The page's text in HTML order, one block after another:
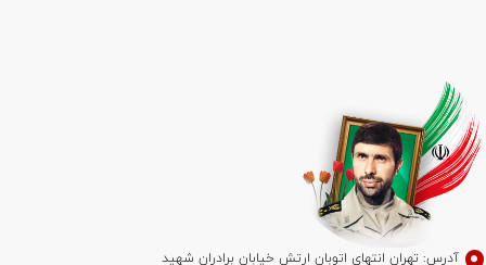
آدرس: تهران انتهای اتوبان ارتش خیابان برادران شهید